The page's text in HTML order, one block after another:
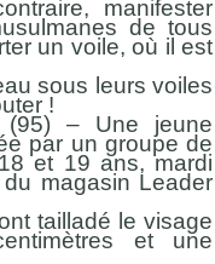
manifester
de tous
un voile, où il est
sous leurs voiles
!
(95) – Une jeune
par un groupe de
et 19 ans, mardi
magasin Leader
tailladé le visage
et une